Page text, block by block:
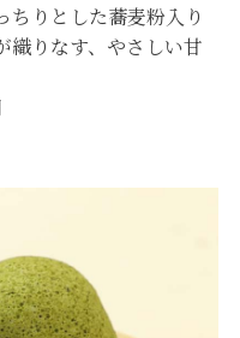
ちりとした蕎麦粉入り
織りなす、やさしい甘